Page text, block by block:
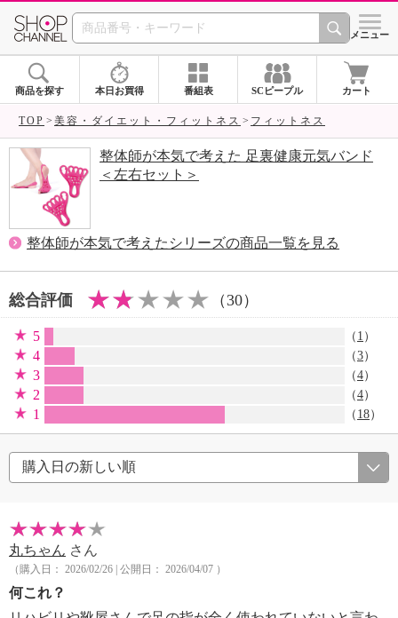
SHOP CHANNEL シメニュー
商品を探す 本日お買得 番組表 SCピープル カート
TOP 美容・ダイエット・フィットネス フィットネス
整体師が本気で考えた 足裏健康元気バンド
＜左右セット＞
整体師が本気で考えたシリーズの商品一覧を見る
総合評価 （30）
5 （ 1 ）
4 （3）
3 （4）
2 （4）
1 （ 18）
丸ちゃん さん
（購入日： 2026/02/26 | 公開日： 2026/04/07 ）
何これ？